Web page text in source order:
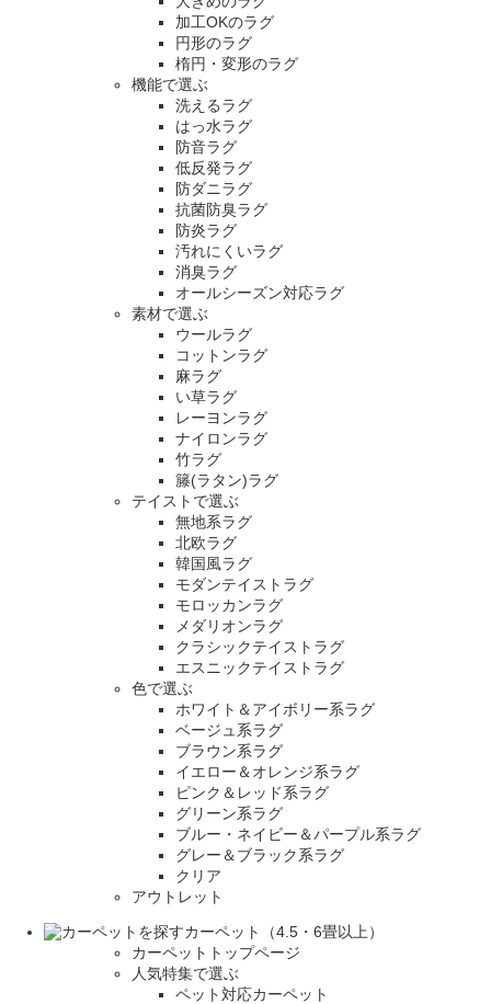
加工OKのラグ
円形のラグ
楕円・変形のラグ
機能で選ぶ
洗えるラグ
はっ水ラグ
防音ラグ
低反発ラグ
防ダニラグ
抗菌防臭ラグ
防炎ラグ
汚れにくいラグ
消臭ラグ
オールシーズン対応ラグ
素材で選ぶ
ウールラグ
コットンラグ
麻ラグ
い草ラグ
レーヨンラグ
ナイロンラグ
竹ラグ
籐(ラタン)ラグ
テイストで選ぶ
無地系ラグ
北欧ラグ
韓国風ラグ
モダンテイストラグ
モロッカンラグ
メダリオンラグ
クラシックテイストラグ
エスニックテイストラグ
色で選ぶ
ホワイト＆アイボリー系ラグ
ベージュ系ラグ
ブラウン系ラグ
イエロー＆オレンジ系ラグ
ピンク＆レッド系ラグ
グリーン系ラグ
ブルー・ネイビー＆パープル系ラグ
グレー＆ブラック系ラグ
クリア
アウトレット
カーペット（4.5・6畳以上）
カーペットトップページ
人気特集で選ぶ
ペット対応カーペット